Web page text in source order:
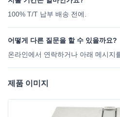
100% T/T 납부 배송 전에.
어떻게 다른 질문을 할 수 있을까요?
온라인에서 연락하거나 아래 메시지
제품 이미지